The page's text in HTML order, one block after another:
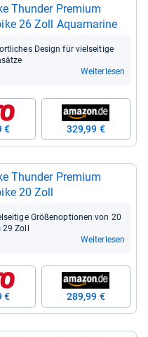
Thun­der Pre­mium
26 Zoll Aqua­ma­rine
Design für viel­sei­tige
Weiterlesen
€ 329,99 €
Thun­der Pre­mium
20 Zoll
Grö­ßen­op­tio­nen von 20
29 Zoll
Weiterlesen
€ 289,99 €